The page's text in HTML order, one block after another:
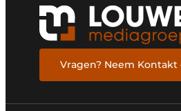
Podcasts
Datenschutz / Cookie-
GeschichteMetadaten
Glas
Modularer Aufbau
Vragen? Neem Kontakt